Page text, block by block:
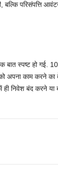
परिसंपत्ति
स्पष्ट हो गई. 10
अपना काम करने
बंद करने या